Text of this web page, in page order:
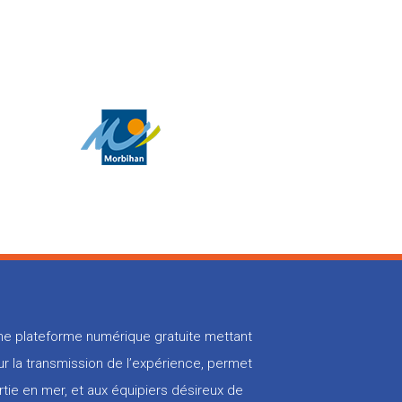
plateforme numérique gratuite mettant
la transmission de l’expérience, permet
en mer, et aux équipiers désireux de